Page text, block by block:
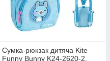
Сумка-рюкзак дитяча Kite
Funny Bunny K24-2620-2,